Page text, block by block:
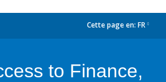
Cette page en: FR
to Finance,